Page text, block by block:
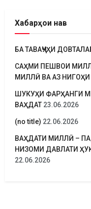
Хабарҳои нав
БА ТАВАҶҶУҲИ
САҲМИ ПЕШВОИ
МИЛЛӢ ВА АЗ
ШУКУҲИ ФАРҲАНГИ
ВАҲДАТ 23.06.2026
(no title) 22.06.2026
ВАҲДАТИ МИЛЛӢ –
НИЗОМИ ДАВЛАТИ
22.06.2026